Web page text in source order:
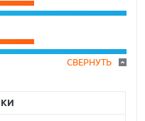
СВЕРНУТЬ